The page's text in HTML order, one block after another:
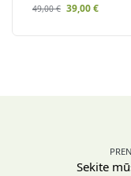
49,00€ 39,00€
Sekite